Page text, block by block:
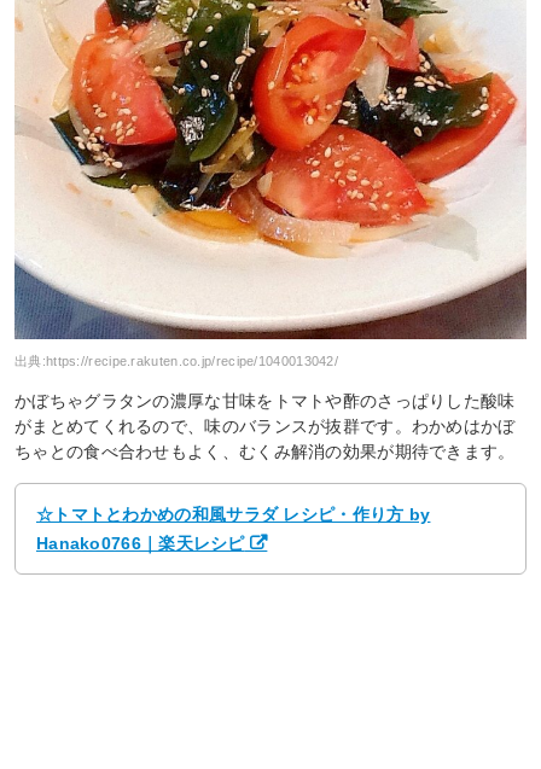
出典:https://recipe.rakuten.co.jp/recipe/1040013042/
かぼちゃグラタンの濃厚な甘味をトマトや酢のさっぱりした酸味
がまとめてくれるので、味のバランスが抜群です。わかめはかぼ
ちゃとの食べ合わせもよく、むくみ解消の効果が期待できます。
☆トマトとわかめの和風サラダ レシピ・作り方 by
Hanako0766｜楽天レシピ